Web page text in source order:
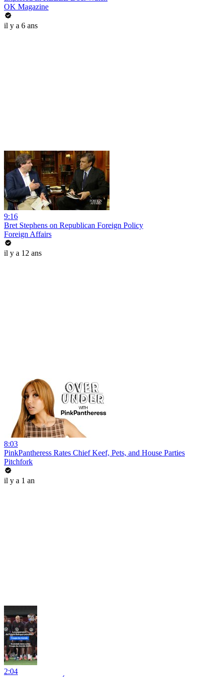
OK Magazine
il y a 6 ans
9:16
Bret Stephens on Republican Foreign Policy
Foreign Affairs
il y a 12 ans
8:03
PinkPantheress Rates Chief Keef, Pets, and House Parties
Pitchfork
il y a 1 an
2:04